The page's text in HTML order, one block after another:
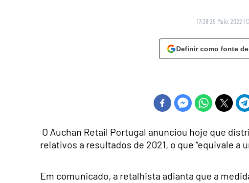
17:38 25 Maio, 2022 |
Definir como fonte
O Auchan Retail Portugal anunciou hoje que
relativos a resultados de 2021, o que “equivale a
Em comunicado, a retalhista adianta que a